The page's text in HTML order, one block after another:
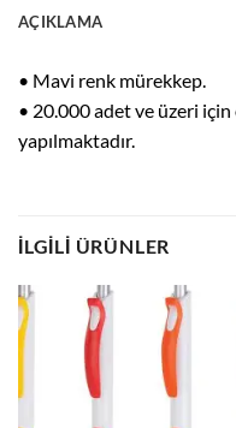
AÇIKLAMA
• Mavi renk mürekkep.
• 20.000 adet ve üzeri
yapılmaktadır.
İLGILI ÜRÜNLER